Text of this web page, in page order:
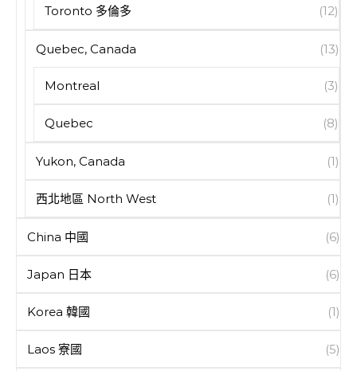
Toronto 多倫多 (12)
Quebec, Canada (13)
Montreal (3)
Quebec (8)
Yukon, Canada (1)
西北地區 North West (1)
China 中國 (6)
Japan 日本 (6)
Korea 韓國 (1)
Laos 寮國 (5)